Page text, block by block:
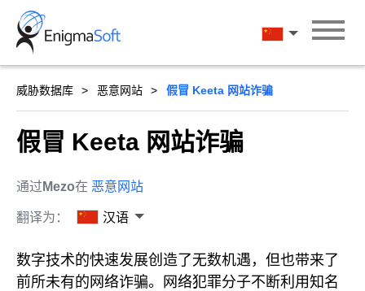
Skip
content
汉语
威胁数据库 恶意网站 假冒 Keeta 网站诈骗
假冒 Keeta 网站诈骗
通过 Mezo在 恶意网站
翻译为： 汉语
数字技术的快速发展创造了无数机遇，但也带来了
前所未有的网络诈骗。网络犯罪分子不断利用知名